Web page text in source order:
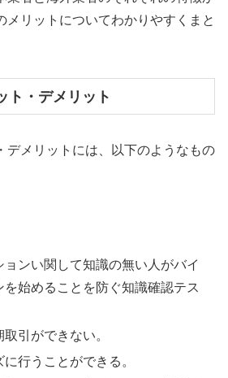
メリットについてわかりやすくまと
ト・デメリット
デメリットには、以下のようなもの
ンい関して知識の無い人がバイ
始めることを防ぐ知識確認テス
引ができない。
行うことができる。